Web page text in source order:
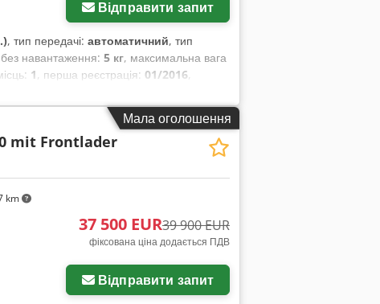
Відправити запит
, тип передачі: автоматичний, тип
навантаження: 5 кг, максимальна вага
1, перша реєстрація: 01/2016,
Мала оголошення
km
mit Frontlader
37 500 EUR39 900 EUR
фіксована ціна додається ПДВ
Відправити запит